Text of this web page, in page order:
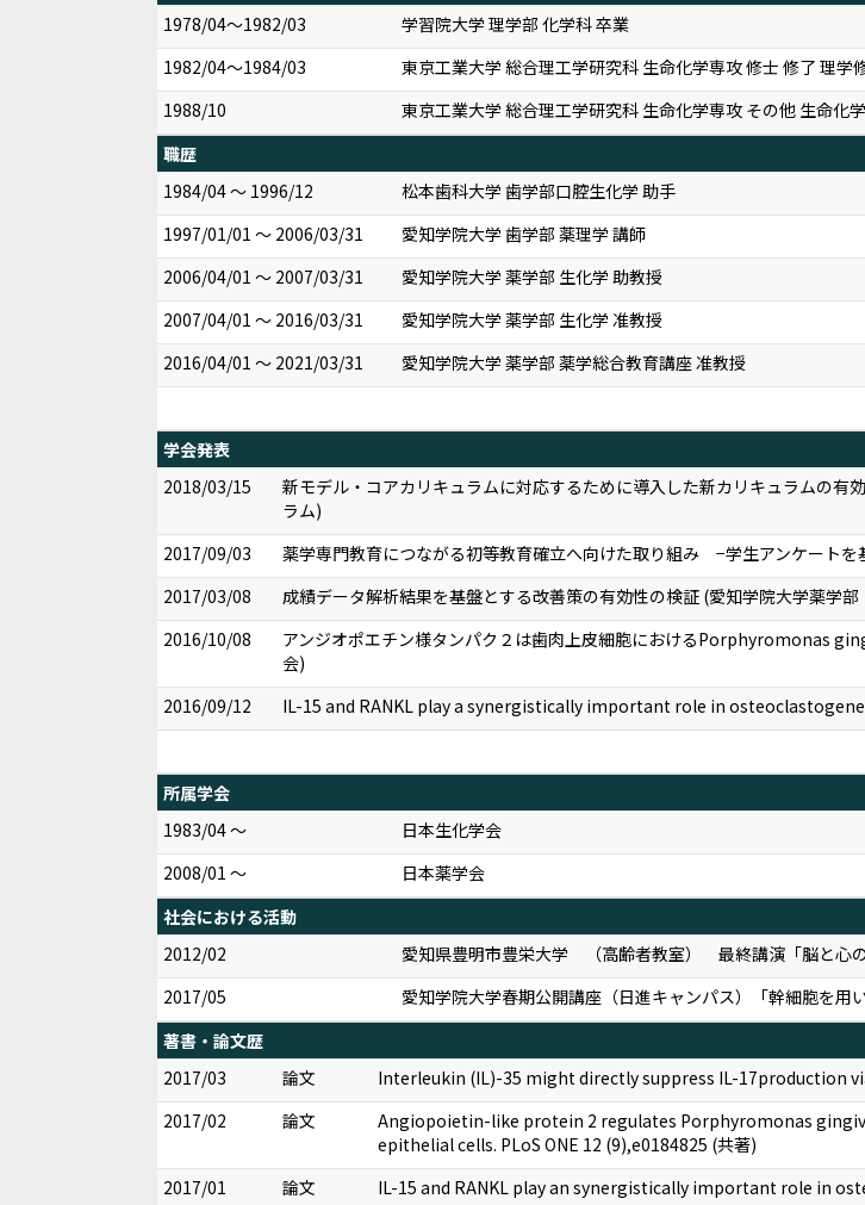
1978/04～1982/03
学習院大学 理学部 化学科 卒業
1982/04～1984/03
東京工業大学 総合理工学研究科 生命化学専攻 修士 修了 理学
1988/10
東京工業大学 総合理工学研究科 生命化学専攻 その他 生命化
職歴
1984/04 ～ 1996/12
松本歯科大学 歯学部口腔生化学 助手
1997/01/01 ～ 2006/03/31
愛知学院大学 歯学部 薬理学 講師
2006/04/01 ～ 2007/03/31
愛知学院大学 薬学部 生化学 助教授
2007/04/01 ～ 2016/03/31
愛知学院大学 薬学部 生化学 准教授
2016/04/01 ～ 2021/03/31
愛知学院大学 薬学部 薬学総合教育講座 准教授
学会発表
2018/03/15
新モデル・コアカリキュラムに対応するために導入した新カリキュラムの
ラム)
2017/09/03
薬学専門教育につながる初等教育確立へ向けた取り組み −学生アンケート
2017/03/08
成績データ解析結果を基盤とする改善策の有効性の検証 (愛知学院大学薬
2016/10/08
アンジオポエチン様タンパク２は歯肉上皮細胞におけるPorphyromonas
会)
2016/09/12
IL-15 and RANKL play a synergistically important role in
所属学会
1983/04 ～
日本生化学会
2008/01 ～
日本薬学会
社会における活動
2012/02
愛知県豊明市豊栄大学 （高齢者教室） 最終講演「脳と心
2017/05
愛知学院大学春期公開講座（日進キャンパス）「幹細胞を用
著書・論文歴
2017/03
論文
Interleukin (IL)-35 might directly suppress IL-17production
2017/02
論文
Angiopoietin-like protein 2 regulates Porphyromonas
epithelial cells. PLoS ONE 12 (9),e0184825 (共著)
2017/01
論文
IL-15 and RANKL play an synergistically important role in